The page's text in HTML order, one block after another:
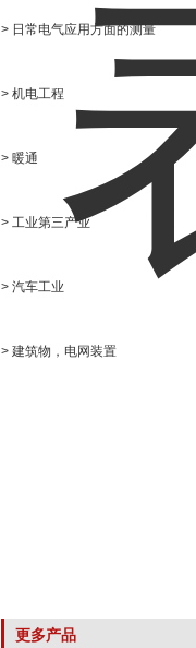
> 日常电气应用方面的测量
> 机电工程
> 暖通
> 工业第三产业
> 汽车工业
> 建筑物，电网装置
更多产品